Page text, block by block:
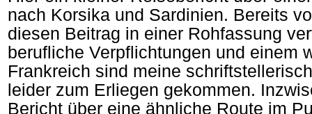
nach Korsika und Sardinien. Bereits
diesen Beitrag in einer Rohfassung
berufliche Verpflichtungen und einem
Frankreich sind meine
leider zum Erliegen gekommen.
Bericht über eine ähnliche Route im